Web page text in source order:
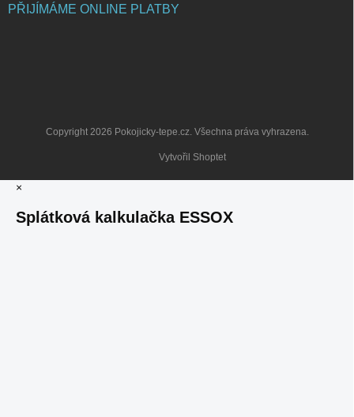
PŘIJÍMÁME ONLINE PLATBY
Vytvořil Shoptet
Copyright 2026 Pokojicky-tepe.cz. Všechna práva vyhrazena.
×
Splátková kalkulačka ESSOX